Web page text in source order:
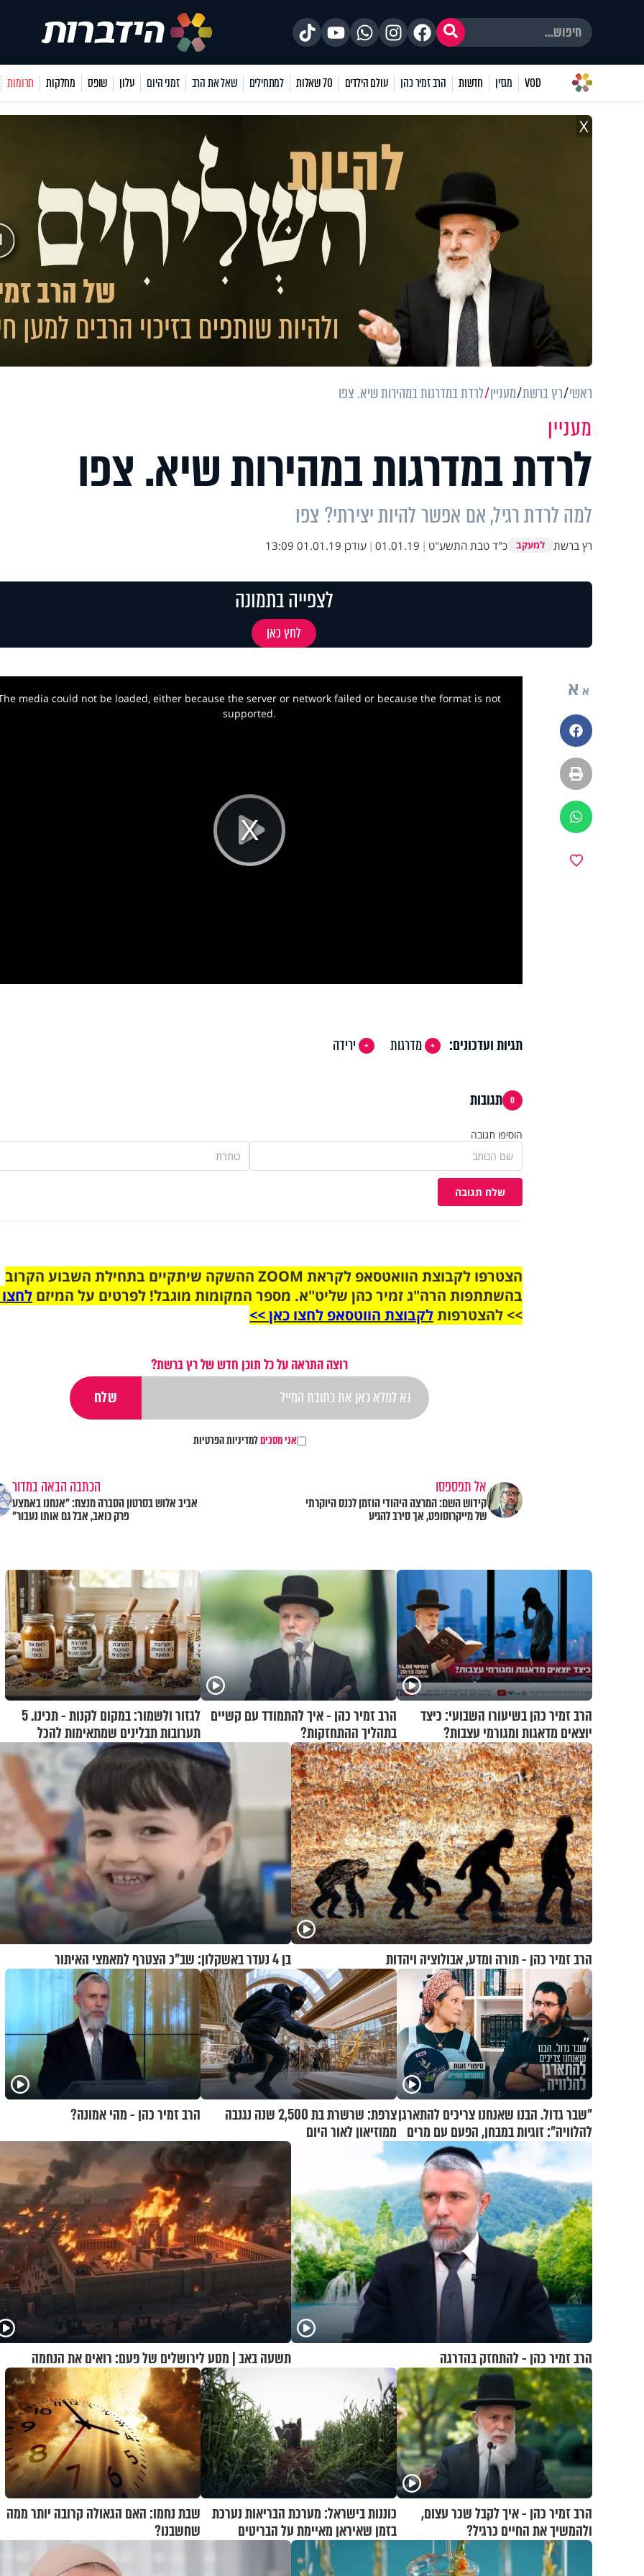
VOD מגזין חדשות הרב זמיר כהן עולם הילדים 70 שאלות למתחילים שאל את הרב זמני היום עלון שופס מחלקות תרומות
X
ראשי רץ ברשת מעניין לרדת במדרגות במהירות שיא. צפו
מעניין
לרדת במדרגות במהירות שיא. צפו
למה לרדת רגיל, אם אפשר להיות יצירתי? צפו
רץ ברשת למעקב כ"ד טבת התשע"ט |
01.01.19
| עודכן 01.01.19 13:09
לצפייה בתמונה
לחץ כאן
א א
פייסבוק
הדפסה
ווטסאפ
Play
media could not be loaded, either because the server or network failed or because the format is not
supported.
תגיות ועדכונים: מדרגות ירידה
0 תגובות
הוסיפו תגובה
שלח תגובה
הצטרפו לקבוצת הוואטסאפ לקראת ZOOM ההשקה שיתקיים בתחילת השבוע הקרוב
בהשתתפות הרה"ג זמיר כהן שליט"א. מספר המקומות מוגבל! לפרטים על המיזם
>> להצטרפותלקבוצת הווטסאפ לחצו כאן >>
רוצה התראה על כל תוכן חדש של רץ ברשת?
אני מסכיםלמדיניות הפרטיות
אל תפספסו
קידוש השם: המרצה היהודי הוזמן לכנס היוקרתי
של מייקרוסופט, אך סירב להגיע
הכתבה הבאה במדור
אביב אלוש בסרטון הסברה מנצח: "אנחנו באמצע
פרק כואב, אבל גם אותו נעבור"
הרב זמיר כהן בשיעורו השבועי: כיצד
יוצאים מדאגות ומגורמי עצבות?
הרב זמיר כהן - איך להתמודד עם קשיים
בתהליך ההתחזקות?
לגזור ולשמור: במקום לקנות - תכינו. 5
תערובות תבלינים שמתאימות להכל
הרב זמיר כהן - תורה ומדע, אבולוציה ויהדות בן 4 נעדר באשקלון: שב"כ הצטרף למאמצי האיתור
"שבר גדול. הבנו שאנחנו צריכים להתארגן
להלוויה": זוגיות במבחן, הפעם עם מרים
וגד דנינו
צרפת: שרשרת בת 2,500 שנה נגנבה
ממוזיאון לאור היום
הרב זמיר כהן - מהי אמונה?
הרב זמיר כהן - להתחזק בהדרגה תשעה באב | מסע לירושלים של פעם: רואים את הנחמה
הרב זמיר כהן - איך לקבל שכר עצום,
ולהמשיך את החיים כרגיל?
כוננות בישראל: מערכת הבריאות נערכת
בזמן שאיראן מאיימת על הבריטים
שבת נחמו: האם הגאולה קרובה יותר ממה
שחשבנו?